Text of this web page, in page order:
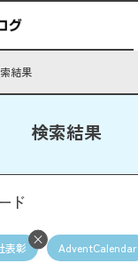
結果
検索結果
ド
表彰 AdventCalendar